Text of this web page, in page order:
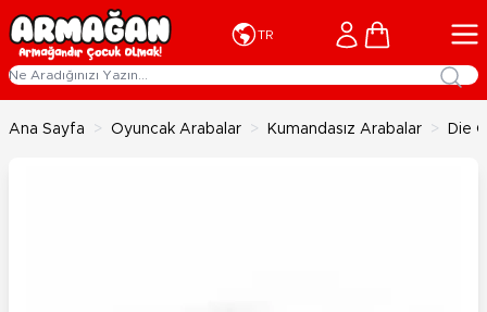
İçeriğe geç
TR Cart
Ana Sayfa > Oyuncak Arabalar > Kumandasız Arabalar > Die